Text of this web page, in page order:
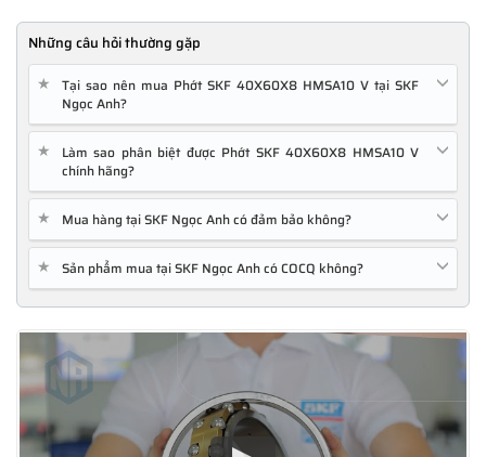
Những câu hỏi thường gặp
★
Tại sao nên mua Phớt SKF 40X60X8 HMSA10 V tại SKF
Ngọc Anh?
★
Làm sao phân biệt được Phớt SKF 40X60X8 HMSA10 V
chính hãng?
★ Mua hàng tại SKF Ngọc Anh có đảm bảo không?
★ Sản phẩm mua tại SKF Ngọc Anh có COCQ không?